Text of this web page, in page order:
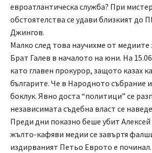
евроатлантическа служба? При
обстоятелства се удави близкият до
Джингов.
Малко след това научихме от медиите
Брат Галев в началото на юни. На
като главен прокурор, защото казах
българите. Че в Народното събрание
боклук. Явно доста “политици” се
независимата съдебна власт се
Преди дни показно беше убит
жълто-кафяви медии се завъртя
издирваният Петьо Еврото е починал.